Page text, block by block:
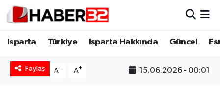
Isparta Türkiye Isparta Hakkında Güncel
Paylaş A- A+ 15.06.2026 - 00:01
Isparta
Isparta Hakkında
Isparta Nöbetçi Eczaneler
Isparta Hava Durumu